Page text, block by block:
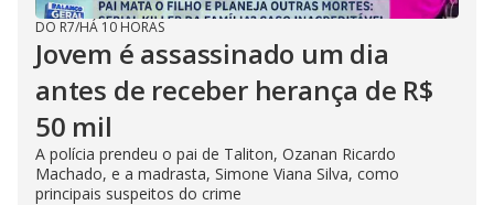
DO R7/HÁ 10 HORAS
Jovem é assassinado um dia
antes de receber herança de R$
50 mil
A polícia prendeu o pai de Taliton, Ozanan Ricardo
Machado, e a madrasta, Simone Viana Silva, como
principais suspeitos do crime